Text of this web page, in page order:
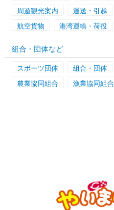
周遊観光案内
運送・引越
航空貨物
港湾運輸・荷役
組合・団体など
スポーツ団体 組合・団体
農業協同組合
漁業協同組合